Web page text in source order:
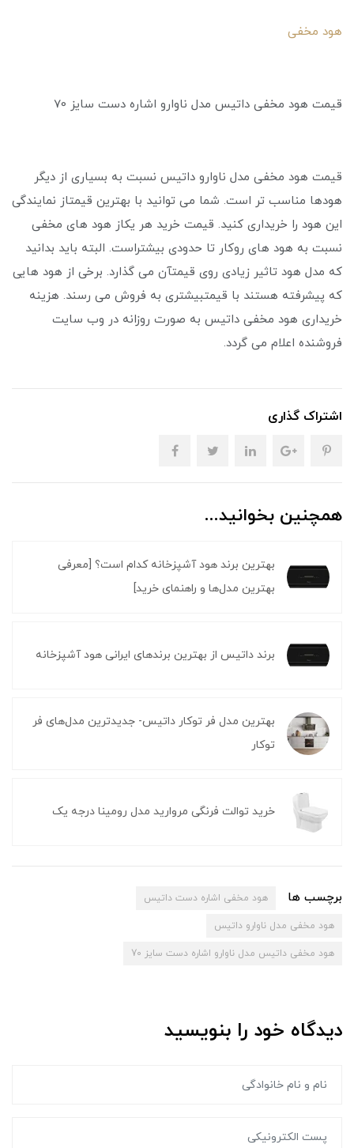
هود مخفی
قیمت هود مخفی داتیس مدل ناوارو اشاره دست سایز 70
قیمت هود مخفی مدل ناوارو داتیس نسبت به بسیاری از دیگر
هودها مناسب تر است. شما می توانید با بهترین قیمتاز نمایندگی
این هود را خریداری کنید. قیمت خرید هر یکاز هود های مخفی
نسبت به هود های روکار تا حدودی بیشتراست. البته باید بدانید
که مدل هود تاثیر زیادی روی قیمتآن می گذارد. برخی از هود هایی
که پیشرفته هستند با قیمتبیشتری به فروش می رسند. هزینه
خریداری هود مخفی داتیس به صورت روزانه در وب سایت
فروشنده اعلام می گردد.
اشتراک گذاری
همچنین بخوانید...
بهترین برند هود آشپزخانه کدام است؟ [معرفی
بهترین مدل‌ها و راهنمای خرید]
برند داتیس از بهترین برندهای ایرانی هود آشپزخانه
بهترین مدل فر توکار داتیس- جدیدترین مدل‌های فر
توکار
خرید توالت فرنگی مروارید مدل رومینا درجه یک
برچسب ها هود مخفی اشاره دست داتیس
هود مخفی مدل ناوارو داتیس
هود مخفی داتیس مدل ناوارو اشاره دست سایز 70
دیدگاه خود را بنویسید